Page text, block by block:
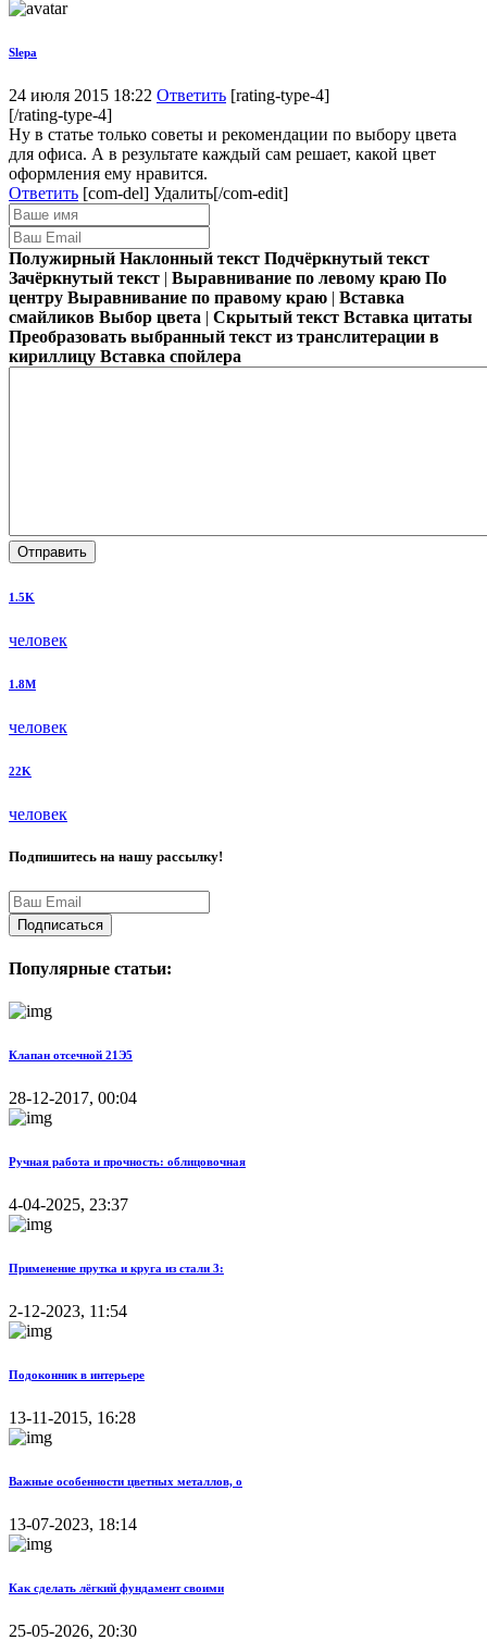
Slepa
24 июля 2015 18:22 Ответить [rating-type-4]
[/rating-type-4]
Ну в статье только советы и рекомендации по выбору цвета
для офиса. А в результате каждый сам решает, какой цвет
оформления ему нравится.
Ответить [com-del] Удалить[/com-edit]
Полужирный Наклонный текст Подчёркнутый текст
Зачёркнутый текст | Выравнивание по левому краю По
центру Выравнивание по правому краю | Вставка
смайликов Выбор цвета | Скрытый текст Вставка цитаты
Преобразовать выбранный текст из транслитерации в
кириллицу Вставка спойлера
Отправить
1.5K
человек
1.8M
человек
22K
человек
Подпишитесь на нашу рассылку!
Подписаться
Популярные статьи:
Клапан отсечной 21Э5
28-12-2017, 00:04
Ручная работа и прочность: облицовочная
4-04-2025, 23:37
Применение прутка и круга из стали 3:
2-12-2023, 11:54
Подоконник в интерьере
13-11-2015, 16:28
Важные особенности цветных металлов, о
13-07-2023, 18:14
Как сделать лёгкий фундамент своими
25-05-2026, 20:30